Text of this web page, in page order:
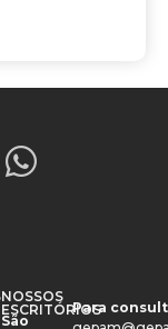
NOSSOS
ESCRITÓRIOS
São
Para